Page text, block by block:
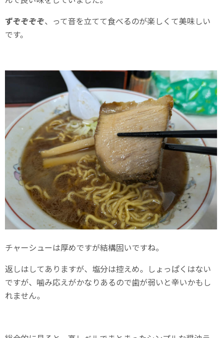
ずぞぞぞぞ、って音を立てて食べるのが楽しくて美味しい
です。
チャーシューは厚めですが結構固いですね。
返しはしてありますが、塩分は控えめ。しょっぱくはない
ですが、噛み応えがかなりあるので歯が弱いと辛いかもし
れません。